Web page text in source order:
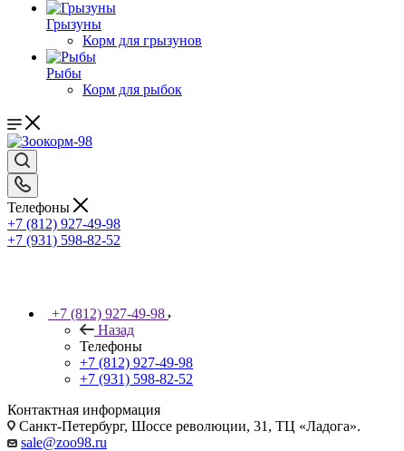
Грызуны
Корм для грызунов
Рыбы
Корм для рыбок
Телефоны
+7 (812) 927-49-98
+7 (931) 598-82-52
+7 (812) 927-49-98
Назад
Телефоны
+7 (812) 927-49-98
+7 (931) 598-82-52
Контактная информация
Санкт-Петербург, Шоссе революции, 31, ТЦ «Ладога».
sale@zoo98.ru